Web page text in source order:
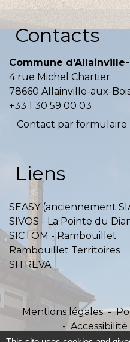
Contacts
Commune
4 rue Michel Chartier
78660 Allainville-aux-
+33 1 30 59 00 03
Contact par formulaire
Liens
SEASY (anciennement
SIVOS - La Pointe du
SICTOM - Rambouillet
Rambouillet Territoires
SITREVA
Mentions légales -
- Accessibilité